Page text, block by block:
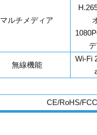
マルチメディア
無線機能
Wi-Fi
CE/RoHS/FCC